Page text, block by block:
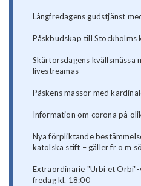
Långfredagens gudstjänst
Påskbudskap till Stockholms
Skärtorsdagens kvällsmässa
livestreamas
Påskens mässor med
Information om corona på
Nya förpliktande
katolska stift – gäller fr o m
Extraordinarie "Urbi et Orbi"-
fredag kl. 18:00